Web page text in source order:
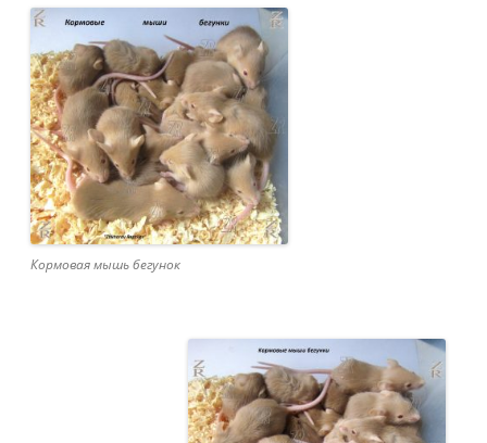
Кормовая мышь бегунок